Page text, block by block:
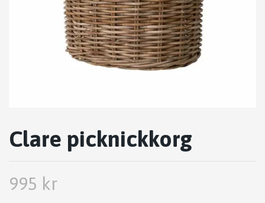
Clare picknickkorg
995 kr